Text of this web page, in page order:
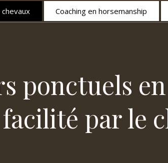
Coaching en horsemanship
ponctuels
facilité par le